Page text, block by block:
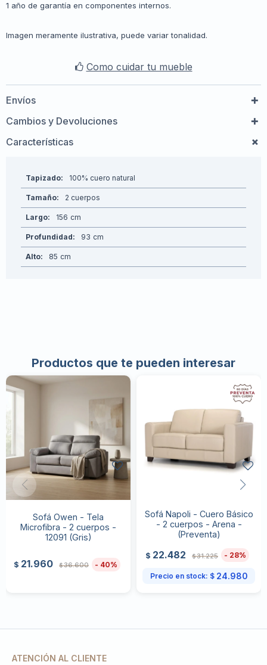
1 año de garantía en componentes internos.
Imagen meramente ilustrativa, puede variar tonalidad.
Como cuidar tu mueble
Envíos
Cambios y Devoluciones
Características
Tapizado 100% cuero natural
Tamaño 2 cuerpos
Largo 156
Profundidad 93
Alto 85
Productos que te pueden interesar
Sofá Owen - Tela
Microfibra - 2 cuerpos -
12091 (Gris)
$ 21.960 $36.600 40
Sofá Napoli - Cuero Básico
- 2 cuerpos - Arena -
(Preventa)
$ 22.482 $31.225 28
Precio en stock: $ 24.980
ATENCIÓN AL CLIENTE